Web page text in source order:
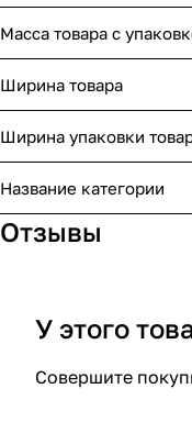
Масса товара с
Ширина товара
Ширина упаковки
Название категории
Отзывы
У этого
Совершите